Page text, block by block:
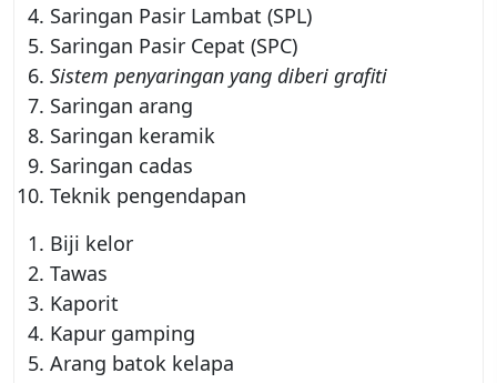
Saringan Pasir Lambat (SPL)
Saringan Pasir Cepat (SPC)
Sistem penyaringan yang diberi grafiti
Saringan arang
Saringan keramik
Saringan cadas
Teknik pengendapan
Biji kelor
Tawas
Kaporit
Kapur gamping
Arang batok kelapa